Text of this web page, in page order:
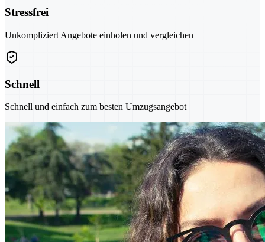
Stressfrei
Unkompliziert Angebote einholen und vergleichen
Schnell
Schnell und einfach zum besten Umzugsangebot